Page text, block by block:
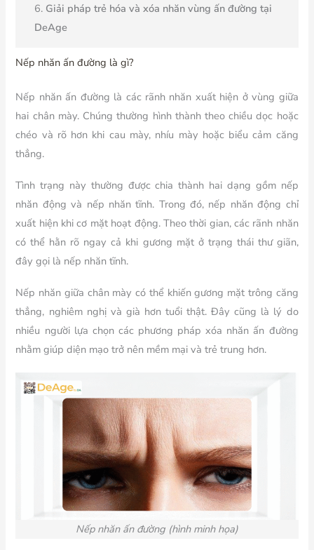
Giải pháp trẻ hóa và xóa nhăn vùng ấn đường tại
DeAge
Nếp nhăn ấn đường là gì?
Nếp nhăn ấn đường là các rãnh nhăn xuất hiện ở vùng giữa
hai chân mày. Chúng thường hình thành theo chiều dọc hoặc
chéo và rõ hơn khi cau mày, nhíu mày hoặc biểu cảm căng
thẳng.
Tình trạng này thường được chia thành hai dạng gồm nếp
nhăn động và nếp nhăn tĩnh. Trong đó, nếp nhăn động chỉ
xuất hiện khi cơ mặt hoạt động. Theo thời gian, các rãnh nhăn
có thể hằn rõ ngay cả khi gương mặt ở trạng thái thư giãn,
đây gọi là nếp nhăn tĩnh.
Nếp nhăn giữa chân mày có thể khiến gương mặt trông căng
thẳng, nghiêm nghị và già hơn tuổi thật. Đây cũng là lý do
nhiều người lựa chọn các phương pháp xóa nhăn ấn đường
nhằm giúp diện mạo trở nên mềm mại và trẻ trung hơn.
Nếp nhăn ấn đường (hình minh họa)